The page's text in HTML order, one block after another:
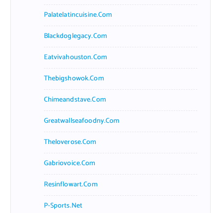
Palatelatincuisine.com
Blackdoglegacy.com
Eatvivahouston.com
Thebigshowok.com
Chimeandstave.com
Greatwallseafoodny.com
Theloverose.com
Gabriovoice.com
Resinflowart.com
P-Sports.net